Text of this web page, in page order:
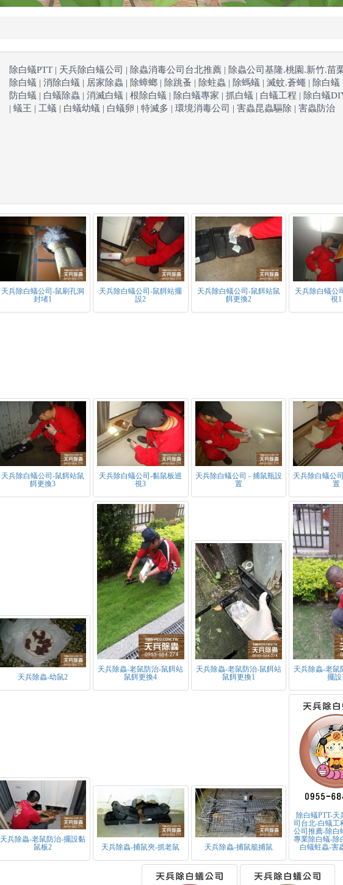
除白蟻PTT | 天兵除白蟻公司 | 除蟲消毒公司台北推薦 | 除蟲公司基隆.桃園.新竹.苗
除白蟻 | 消除白蟻 | 居家除蟲 | 除蟑螂 | 除跳蚤 | 除蛀蟲 | 除螞蟻 | 滅蚊.蒼蠅 | 除白
防白蟻 | 白蟻除蟲 | 消滅白蟻 | 根除白蟻 | 除白蟻專家 | 抓白蟻 | 白蟻工程 | 除白蟻
| 蟻王 | 工蟻 | 白蟻幼蟻 | 白蟻卵 | 特滅多 | 環境消毒公司 | 害蟲昆蟲驅除 | 害蟲防治
天兵除白蟻公司-鼠刷孔洞
封堵1
天兵除白蟻公司-鼠餌站擺
設2
天兵除白蟻公司-鼠餌站鼠
餌更換2
天兵除白蟻公
視1
天兵除白蟻公司-鼠餌站鼠
餌更換3
天兵除白蟻公司-黏鼠板巡
視3
天兵除白蟻公司 - 捕鼠瓶設
置
天兵除白蟻公
置
天兵除蟲-幼鼠2
天兵除蟲-老鼠防治-鼠餌站
鼠餌更換4
天兵除蟲-老鼠防治-鼠餌站
鼠餌更換1
天兵除蟲-老鼠
擺設
天兵除蟲-老鼠防治-擺設黏
鼠板2
天兵除蟲-捕鼠夾-抓老鼠 天兵除蟲-捕鼠籠捕鼠
除白蟻PTT-天
司台北-白蟻工
公司推薦-除白
專業除白蟻-除
白蟻蛀蟲-害